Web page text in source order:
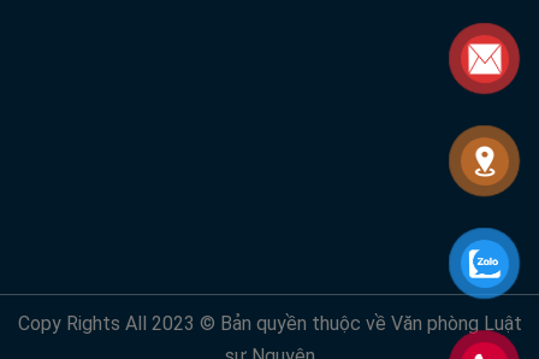
Copy Rights All 2023 © Bản quyền thuộc về Văn phòng Luật